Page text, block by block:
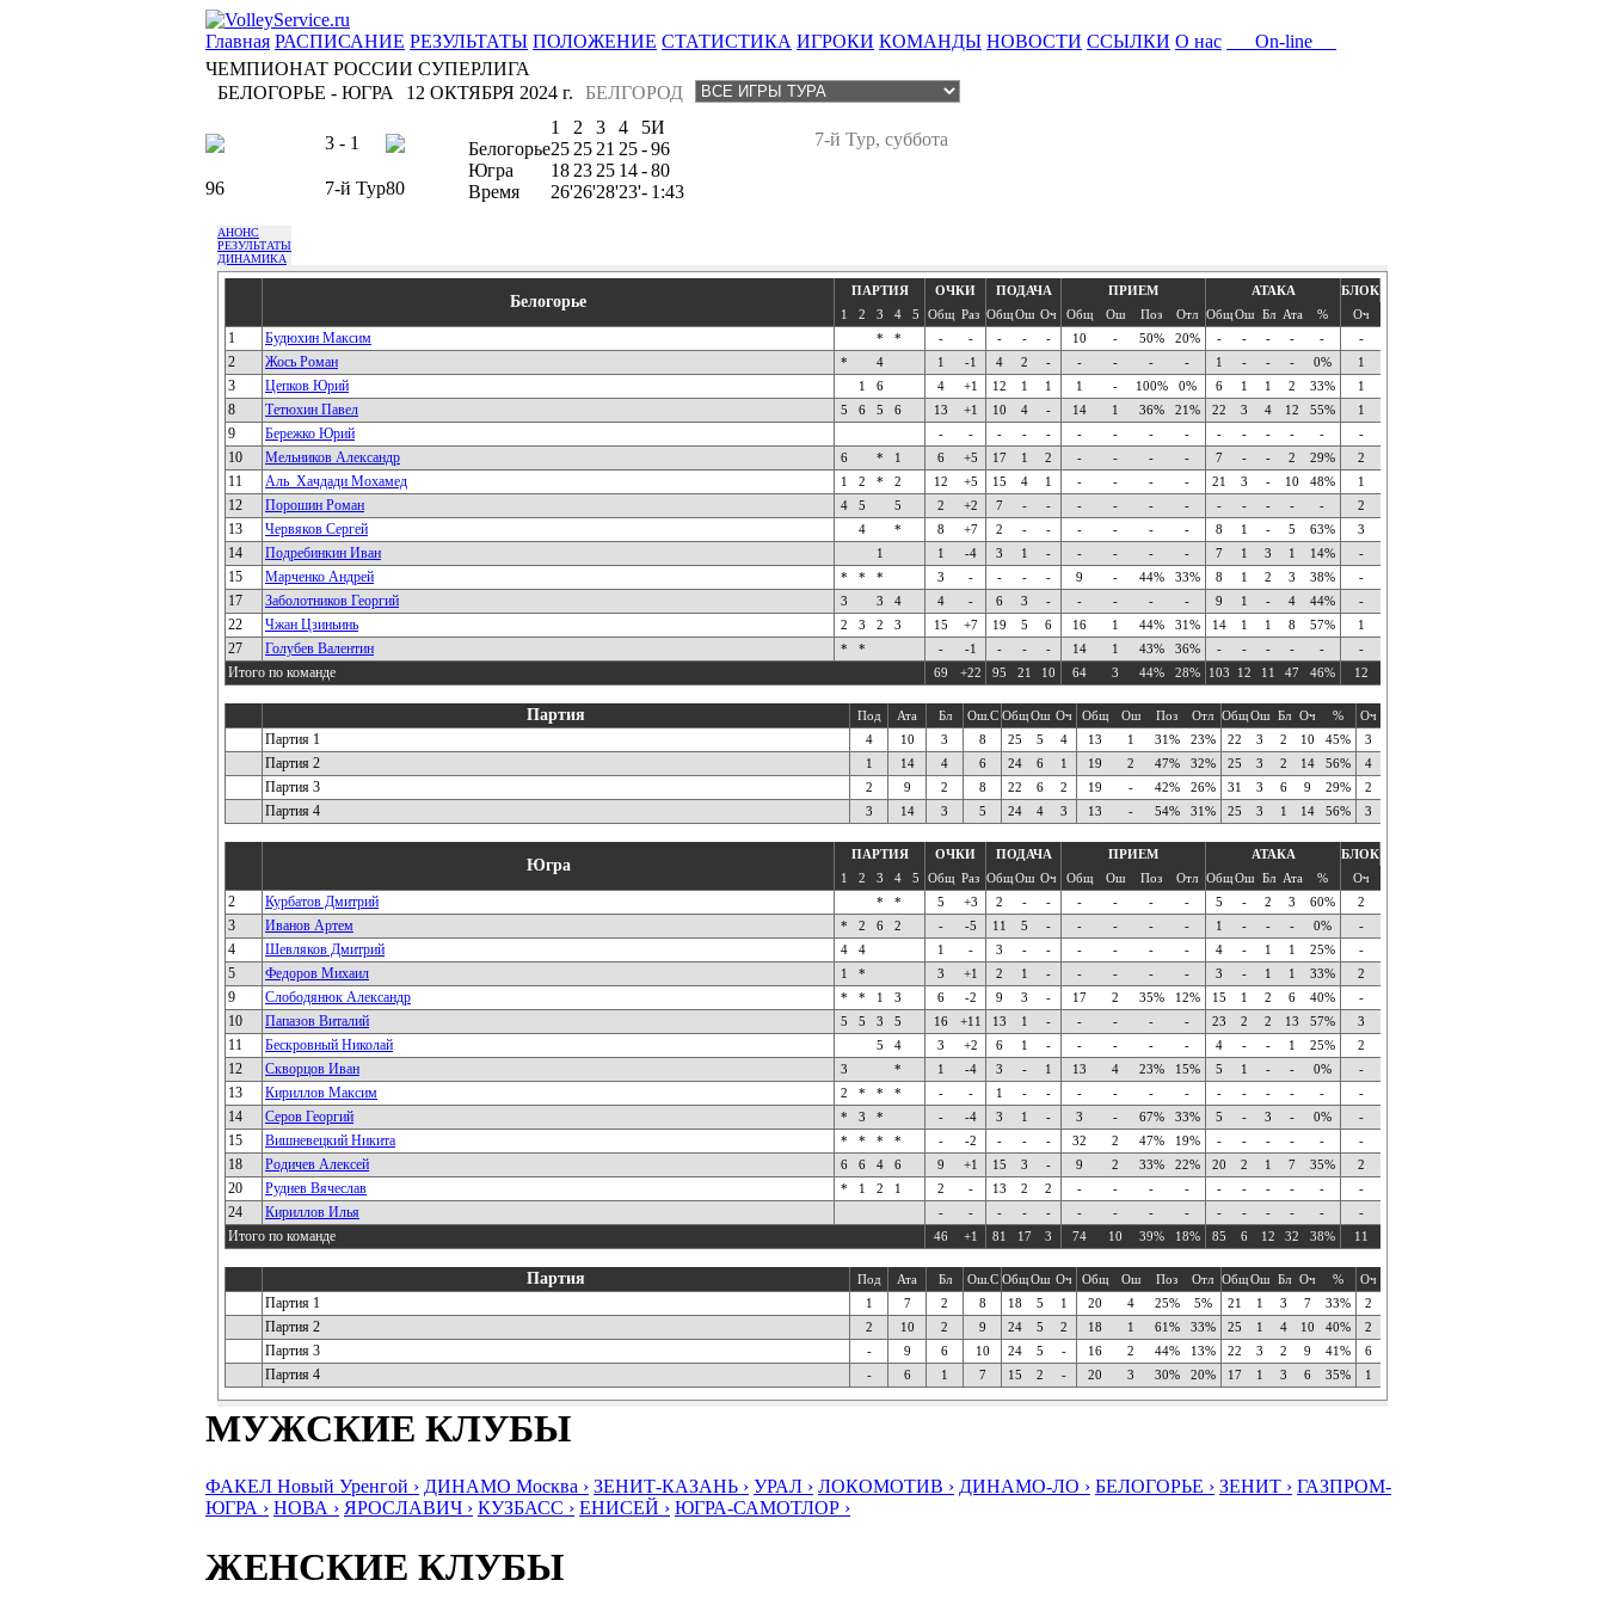
Главная РАСПИСАНИЕ РЕЗУЛЬТАТЫ ПОЛОЖЕНИЕ СТАТИСТИКА ИГРОКИ КОМАНДЫ НОВОСТИ ССЫЛКИ О нас
On-line
ЧЕМПИОНАТ РОССИИ СУПЕРЛИГА
БЕЛОГОРЬЕ - ЮГРА
БЕЛГОРОД
12 ОКТЯБРЯ 2024 г.
3 - 1
96 7-й Тур80
7-й Тур, суббота
1 2 3 4 5И
Белогорье25 25 21 25-96
Югра
18 23 25 14-80
Время
26'26'28'23'- 1:43
АНОНС
РЕЗУЛЬТАТЫ
ДИНАМИКА
Белогорье
ПАРТИЯ ОЧКИ ПОДАЧА ПРИЕМ АТАКА
БЛОК
1
2 3 4 5 Общ Раз ОбщОш Оч Общ Ош Поз Отл ОбщОш Бл Ата % Оч
1 Будюхин Максим * * - - - - - 10 - 50% 20% - - - - - -
2 Жось Роман * 4 1 -1 4 2 - - - - - 1 - - - 0% 1
3 Цепков Юрий 1 6 4 +1 12 1 1 1 - 100% 0% 6 1 1 2 33% 1
8 Тетюхин Павел 5 6 5 6 13 +1 10 4 - 14 1 36% 21% 22 3 4 12 55% 1
9 Бережко Юрий - - - - - - - - - - - - - - -
10 Мельников Александр 6 * 1 6 +5 17 1 2 - - - - 7 - - 2 29% 2
11 Аль_Хачдади Мохамед 1 2 * 2 12 +5 15 4 1 - - - - 21 3 - 10 48% 1
12 Порошин Роман 4 5 5 2 +2 7 - - - - - - - - - - - 2
13 Червяков Сергей 4 * 8 +7 2 - - - - - - 8 1 - 5 63% 3
14 Подребинкин Иван 1 1 -4 3 1 - - - - - 7 1 3 1 14% -
15 Марченко Андрей * * * 3 - - - - 9 - 44% 33% 8 1 2 3 38% -
17 Заболотников Георгий 3 3 4 4 - 6 3 - - - - - 9 1 - 4 44% -
22 Чжан Цзиньинь 2 3 2 3 15 +7 19 5 6 16 1 44% 31% 14 1 1 8 57% 1
27 Голубев Валентин * * - -1 - - - 14 1 43% 36% - - - - - -
Итого по команде 69 +22 95 21 10 64 3 44% 28% 103 12 11 47 46% 12
Партия Под Ата Бл Ош.С ОбщОш Оч Общ Ош Поз Отл ОбщОш Бл Оч % Оч
Партия 1 4 10 3 8 25 5 4 13 1 31% 23% 22 3 2 10 45% 3
Партия 2 1 14 4 6 24 6 1 19 2 47% 32% 25 3 2 14 56% 4
Партия 3 2 9 2 8 22 6 2 19 - 42% 26% 31 3 6 9 29% 2
Партия 4 3 14 3 5 24 4 3 13 - 54% 31% 25 3 1 14 56% 3
Югра
ПАРТИЯ ОЧКИ ПОДАЧА ПРИЕМ АТАКА
БЛОК
1
2 3 4 5 Общ Раз ОбщОш Оч Общ Ош Поз Отл ОбщОш Бл Ата % Оч
2 Курбатов Дмитрий * * 5 +3 2 - - - - - - 5 - 2 3 60% 2
3 Иванов Артем * 2 6 2 - -5 11 5 - - - - - 1 - - - 0% -
4 Шевляков Дмитрий 4 4 1 - 3 - - - - - - 4 - 1 1 25% -
5 Федоров Михаил 1 * 3 +1 2 1 - - - - - 3 - 1 1 33% 2
9 Слободянюк Александр * * 1 3 6 -2 9 3 - 17 2 35% 12% 15 1 2 6 40% -
10 Папазов Виталий 5 5 3 5 16 +11 13 1 - - - - - 23 2 2 13 57% 3
11 Бескровный Николай 5 4 3 +2 6 1 - - - - - 4 - - 1 25% 2
12 Скворцов Иван 3 * 1 -4 3 - 1 13 4 23% 15% 5 1 - - 0% -
13 Кириллов Максим 2 * * * - - 1 - - - - - - - - - - - -
14 Серов Георгий * 3 * - -4 3 1 - 3 - 67% 33% 5 - 3 - 0% -
15 Вишневецкий Никита * * * * - -2 - - - 32 2 47% 19% - - - - - -
18 Родичев Алексей 6 6 4 6 9 +1 15 3 - 9 2 33% 22% 20 2 1 7 35% 2
20 Руднев Вячеслав * 1 2 1 2 - 13 2 2 - - - - - - - - - -
24 Кириллов Илья - - - - - - - - - - - - - - -
Итого по команде 46 +1 81 17 3 74 10 39% 18% 85 6 12 32 38% 11
Партия Под Ата Бл Ош.С ОбщОш Оч Общ Ош Поз Отл ОбщОш Бл Оч % Оч
Партия 1 1 7 2 8 18 5 1 20 4 25% 5% 21 1 3 7 33% 2
Партия 2 2 10 2 9 24 5 2 18 1 61% 33% 25 1 4 10 40% 2
Партия 3 - 9 6 10 24 5 - 16 2 44% 13% 22 3 2 9 41% 6
Партия 4 - 6 1 7 15 2 - 20 3 30% 20% 17 1 3 6 35% 1
МУЖСКИЕ КЛУБЫ
ФАКЕЛ Новый Уренгой › ДИНАМО Москва › ЗЕНИТ-КАЗАНЬ › УРАЛ › ЛОКОМОТИВ › ДИНАМО-ЛО › БЕЛОГОРЬЕ › ЗЕНИТ › ГАЗПРОМ-
ЮГРА › НОВА › ЯРОСЛАВИЧ › КУЗБАСС › ЕНИСЕЙ › ЮГРА-САМОТЛОР ›
ЖЕНСКИЕ КЛУБЫ